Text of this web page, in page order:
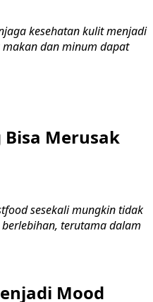
kesehatan kulit menjadi
dan minum dapat
Merusak
sesekali mungkin tidak
terutama dalam
Mood